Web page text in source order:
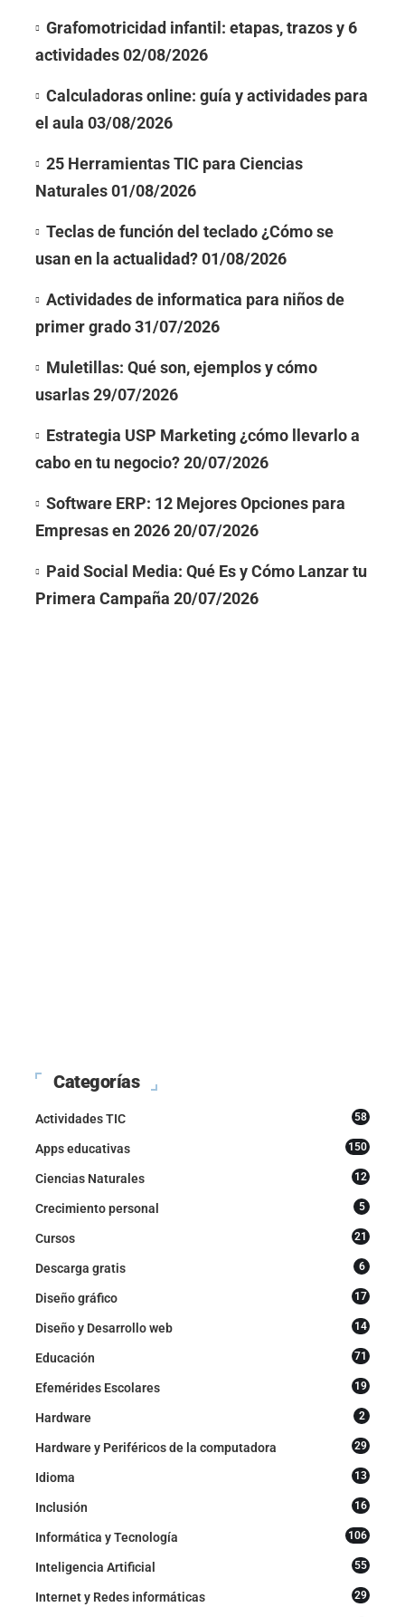
Grafomotricidad infantil: etapas, trazos y 6
actividades02/08/2026
Calculadoras online: guía y actividades para
el aula 03/08/2026
25 Herramientas TIC para Ciencias
Naturales01/08/2026
Teclas de función del teclado ¿Cómo se
usan en la actualidad?01/08/2026
Actividades de informatica para niños de
primer grado31/07/2026
Muletillas: Qué son, ejemplos y cómo
usarlas29/07/2026
Estrategia USP Marketing ¿cómo llevarlo a
cabo en tu negocio?20/07/2026
Software ERP: 12 Mejores Opciones para
Empresas en 202620/07/2026
Paid Social Media: Qué Es y Cómo Lanzar tu
Primera Campaña 20/07/2026
Categorías
Actividades TIC 58
Apps educativas 150
Ciencias Naturales 12
Crecimiento personal 5
Cursos 21
Descarga gratis 6
Diseño gráfico 17
Diseño y Desarrollo web 14
Educación 71
Efemérides Escolares 19
Hardware 2
Hardware y Periféricos de la computadora 29
Idioma 13
Inclusión 16
Informática y Tecnología 106
Inteligencia Artificial 55
Internet y Redes informáticas 29